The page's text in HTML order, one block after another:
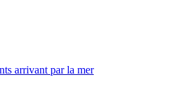
arrivant par la mer